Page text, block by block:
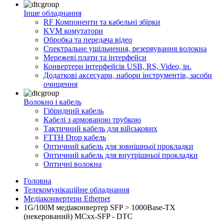
Інше обладнання
RF Компоненти та кабельні збірки
KVM комутатори
Обробка та передача відео
Спектральне ущільнення, резервування волокна
Мережеві плати та інтерфейси
Конвертери інтерфейсів USB, RS, Video, ін.
Додаткові аксесуари, набори інструментів, засоби
очищення
Волокно і кабель
Гібридний кабель
Кабелі з армованою трубкою
Тактичний кабель для військових
FTTH Drop кабель
Оптичний кабель для зовнішньої прокладки
Оптичний кабель для внутрішньої прокладки
Оптичні волокна
Головна
Телекомунікаційне обладнання
Медіаконвертери Ethernet
1G/100M медіаконвертер SFP > 1000Base-TX
(некерований) MCxx-SFP - DTC